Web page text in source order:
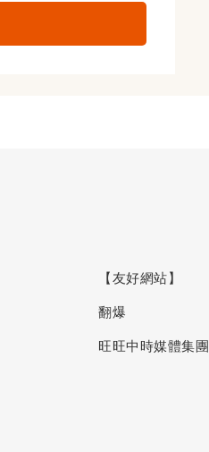
【友好網站】
翻爆
旺旺中時媒體集團